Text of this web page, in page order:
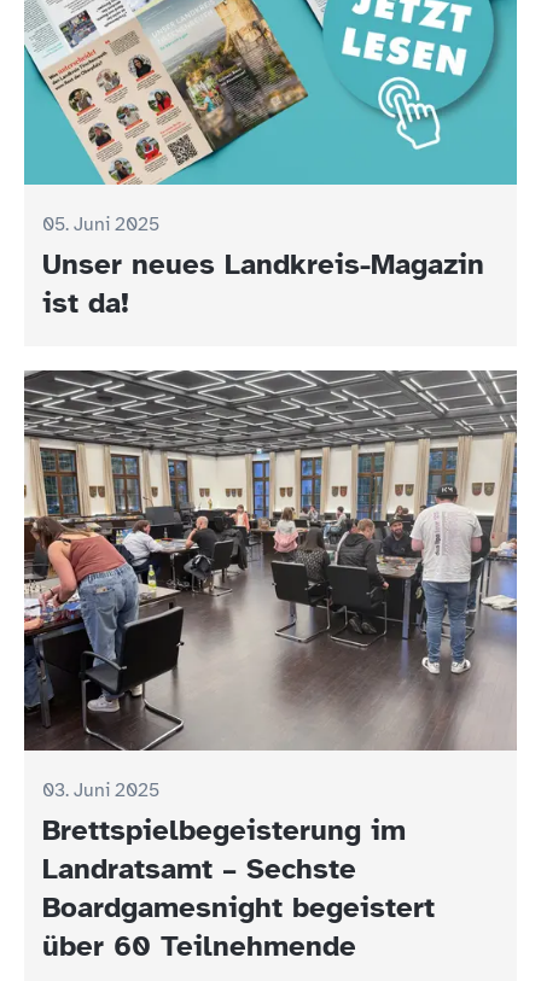
05. Juni 2025
Unser neues Landkreis-Magazin
ist da!
03. Juni 2025
Brettspielbegeisterung im
Landratsamt – Sechste
Boardgamesnight begeistert
über 60 Teilnehmende